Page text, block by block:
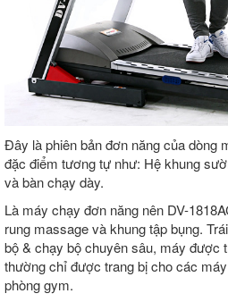
Đây là phiên bản đơn năng của dòng
đặc điểm tương tự như: Hệ khung
và bàn chạy dày.
Là máy chạy đơn năng nên DV-
rung massage và khung tập bụng.
bộ & chạy bộ chuyên sâu, máy được
thường chỉ được trang bị cho các
phòng gym.